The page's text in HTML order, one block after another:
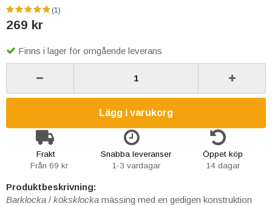
(1)
269 kr
Finns i lager för omgående leverans
Lägg i varukorg
Frakt
Från 69 kr
Snabba leveranser
1-3 vardagar
Öppet köp
14 dagar
Produktbeskrivning:
Barklocka / köksklocka mässing med en gedigen konstruktion